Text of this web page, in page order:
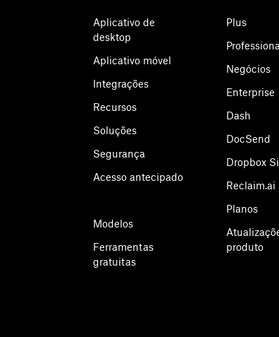
Aplicativo de
desktop
Aplicativo móvel
Integrações
Recursos
Soluções
Segurança
Acesso antecipado
Modelos
Ferramentas
gratuitas
Plus
Negócios
Enterprise
Dash
DocSend
Dropbox
Reclaim.ai
Planos
produto